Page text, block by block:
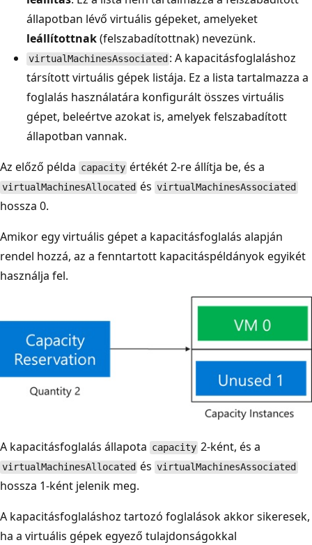
állapotban lévő virtuális gépeket, amelyeket
leállítottnak(felszabadítottnak) nevezünk.
virtualMachinesAssociated : A kapacitásfoglaláshoz
társított virtuális gépek listája. Ez a lista tartalmazza a
foglalás használatára konfigurált összes virtuális
gépet, beleértve azokat is, amelyek felszabadított
állapotban vannak.
Az előző példa capacity értékét 2-re állítja be, és a
virtualMachinesAllocated és virtualMachinesAssociated
hossza 0.
Amikor egy virtuális gépet a kapacitásfoglalás alapján
rendel hozzá, az a fenntartott kapacitáspéldányok egyikét
használja fel.
A kapacitásfoglalás állapota capacity 2-ként, és a
virtualMachinesAllocated és virtualMachinesAssociated
hossza 1-ként jelenik meg.
A kapacitásfoglaláshoz tartozó foglalások akkor sikeresek,
ha a virtuális gépek egyező tulajdonságokkal